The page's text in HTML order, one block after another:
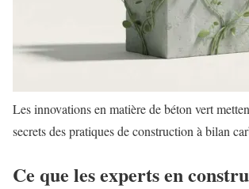
Les innovations en matière de béton vert
secrets des pratiques de construction à bilan
Ce que les experts en